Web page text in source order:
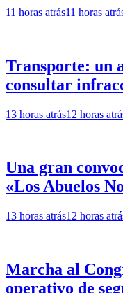
11 horas atrás11 horas
Transporte: un
consultar
13 horas atrás12 horas
Una gran
«Los Abuelos
13 horas atrás12 horas
Marcha al
operativo de